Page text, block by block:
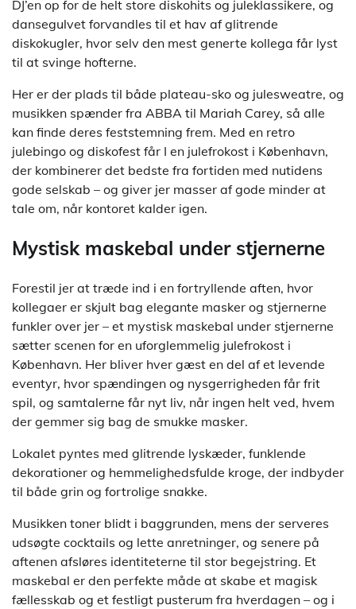
DJ’en op for de helt store diskohits og juleklassikere, og
dansegulvet forvandles til et hav af glitrende
diskokugler, hvor selv den mest generte kollega får lyst
til at svinge hofterne.
Her er der plads til både plateau-sko og julesweatre, og
musikken spænder fra ABBA til Mariah Carey, så alle
kan finde deres feststemning frem. Med en retro
julebingo og diskofest får I en julefrokost i København,
der kombinerer det bedste fra fortiden med nutidens
gode selskab – og giver jer masser af gode minder at
tale om, når kontoret kalder igen.
Mystisk maskebal under stjernerne
Forestil jer at træde ind i en fortryllende aften, hvor
kollegaer er skjult bag elegante masker og stjernerne
funkler over jer – et mystisk maskebal under stjernerne
sætter scenen for en uforglemmelig julefrokost i
København. Her bliver hver gæst en del af et levende
eventyr, hvor spændingen og nysgerrigheden får frit
spil, og samtalerne får nyt liv, når ingen helt ved, hvem
der gemmer sig bag de smukke masker.
Lokalet pyntes med glitrende lyskæder, funklende
dekorationer og hemmelighedsfulde kroge, der indbyder
til både grin og fortrolige snakke.
Musikken toner blidt i baggrunden, mens der serveres
udsøgte cocktails og lette anretninger, og senere på
aftenen afsløres identiteterne til stor begejstring. Et
maskebal er den perfekte måde at skabe et magisk
fællesskab og et festligt pusterum fra hverdagen – og i